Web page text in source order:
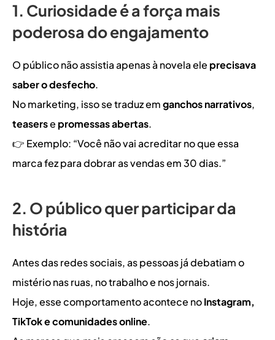
1. Curiosidade é a força mais
poderosa do engajamento
O público não assistia apenas à novela ele precisava
saber o desfecho.
No marketing, isso se traduz em ganchos narrativos
teasers e promessas abertas.
👉 Exemplo: “Você não vai acreditar no que essa
marca fez para dobrar as vendas em 30 dias.”
2. O público quer participar da
história
Antes das redes sociais, as pessoas já debatiam o
mistério nas ruas, no trabalho e nos jornais.
Hoje, esse comportamento acontece no Instagram,
TikTok e comunidades online.